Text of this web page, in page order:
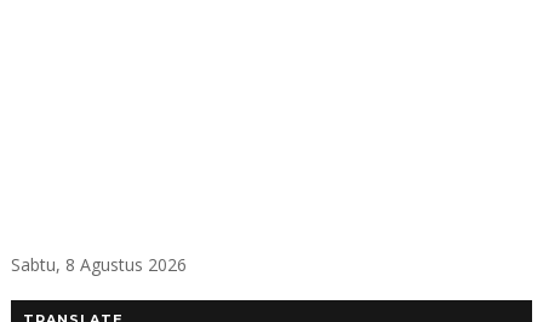
Sabtu, 8 Agustus 2026